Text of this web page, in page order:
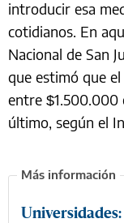
introducir esa
cotidianos. En
Nacional de San
que estimó que
entre $1.500.000
último, según el